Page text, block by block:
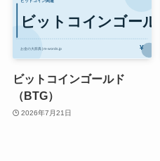
ビットコインゴールド
（BTG）
2026年7月21日